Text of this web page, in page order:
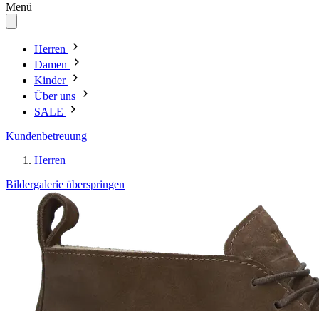
Menü
Herren
Damen
Kinder
Über uns
SALE
Kundenbetreuung
Herren
Bildergalerie überspringen